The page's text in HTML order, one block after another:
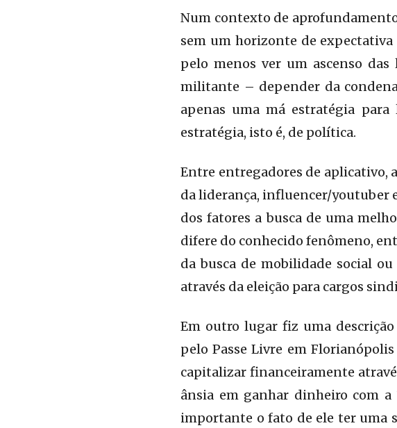
Num contexto de
sem um horizonte de
pelo menos ver um ascenso
militante – depender da
apenas uma má estratégia
estratégia, isto é, de política.
Entre entregadores de aplicativo,
da liderança, influencer/youtuber
dos fatores a busca de uma
difere do conhecido fenômeno,
da busca de mobilidade social
através da eleição para cargos
Em outro lugar fiz uma
pelo Passe Livre em
capitalizar financeiramente
ânsia em ganhar dinheiro com
importante o fato de ele ter uma